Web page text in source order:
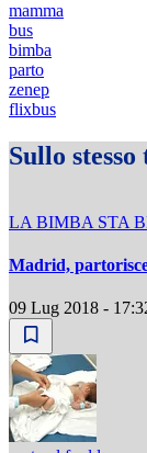
mamma
bus
bimba
parto
zenep
flixbus
Sullo stesso
LA BIMBA STA
Madrid,
09 Lug 2018 -